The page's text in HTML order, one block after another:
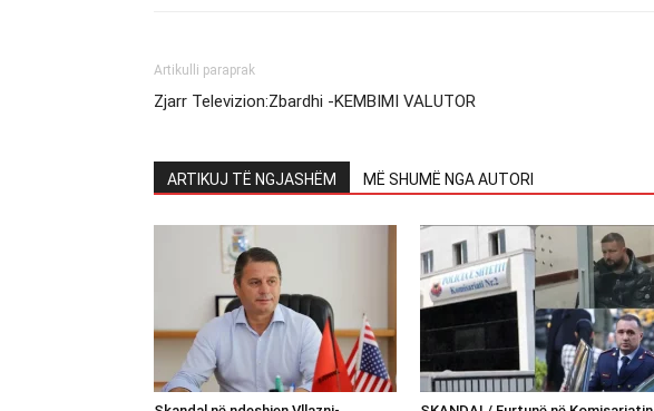
Artikulli paraprak
Zjarr Televizion:Zbardhi -KEMBIMI VALUTOR
ARTIKUJ TË NGJASHËM MË SHUMË NGA AUTORI